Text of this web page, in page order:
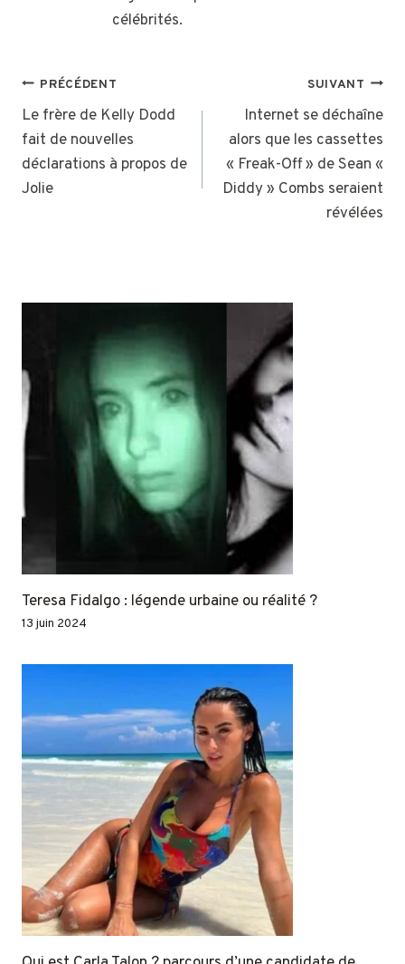
célébrités.
NAVIGATION
DE
L’ARTICLE
PRÉCÉDENT
Le frère de Kelly Dodd
fait de nouvelles
déclarations à propos de
Jolie
SUIVANT
Internet se déchaîne
alors que les cassettes
« Freak-Off » de Sean «
Diddy » Combs seraient
révélées
Teresa Fidalgo : légende urbaine ou réalité ?
13 juin 2024